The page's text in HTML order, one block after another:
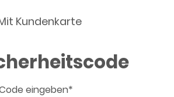
Kundenkarte
eingeben*